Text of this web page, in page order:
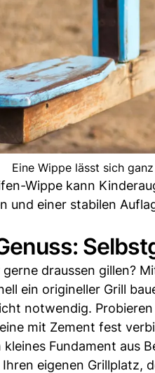
Eine Wippe lässt sich
Wippe kann
und einer stabilen
draussen gillen?
ein origineller Grill
notwendig.
mit Zement fest
Fundament aus
eigenen Grillplatz,